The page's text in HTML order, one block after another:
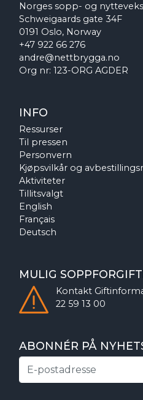
Norges sopp- og
Schweigaards gate 34F
0191 Oslo, Norway
+47 922 66 276
andre@nettbrygga.no
Org nr: 123-ORG AGDER
INFO
Ressurser
Til pressen
Personvern
Kjøpsvilkår og
Aktiviteter
Tillitsvalgt
English
Français
Deutsch
MULIG
Kontakt
22 59 13 00
ABONNÉR PÅ